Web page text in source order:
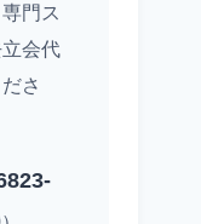
門ス
会代
さ